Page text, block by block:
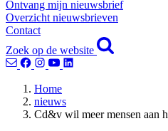
Ontvang mijn nieuwsbrief
Overzicht nieuwsbrieven
Contact
Zoek op de website
Home
nieuws
Cd&v wil meer mensen aan